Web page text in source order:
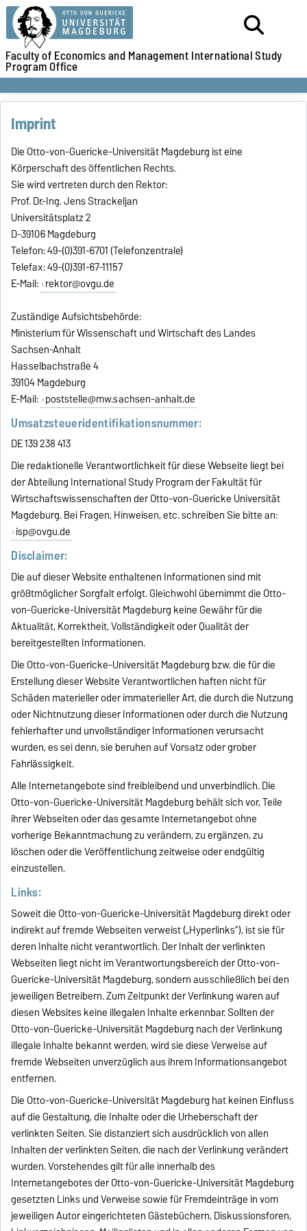
Faculty of Economics and ManagementInternational Study
Program Office
Imprint
Die Otto-von-Guericke-Universität Magdeburg ist eine
Körperschaft des öffentlichen Rechts.
Sie wird vertreten durch den Rektor:
Prof. Dr.-Ing. Jens Strackeljan
Universitätsplatz 2
D-39106 Magdeburg
Telefon: 49-(0)391-6701 (Telefonzentrale)
Telefax: 49-(0)391-67-11157
E-Mail: rektor@ovgu.de
Zuständige Aufsichtsbehörde:
Ministerium für Wissenschaft und Wirtschaft des Landes
Sachsen-Anhalt
Hasselbachstraße 4
39104 Magdeburg
E-Mail: poststelle@mw.sachsen-anhalt.de
Umsatzsteueridentifikationsnummer:
DE 139 238 413
Die redaktionelle Verantwortlichkeit für diese Webseite liegt bei
der Abteilung International Study Program der Fakultät für
Wirtschaftswissenschaften der Otto-von-Guericke Universität
Magdeburg. Bei Fragen, Hinweisen, etc. schreiben Sie bitte an:
isp@ovgu.de
Disclaimer:
Die auf dieser Website enthaltenen Informationen sind mit
größtmöglicher Sorgfalt erfolgt. Gleichwohl übernimmt die Otto-
von-Guericke-Universität Magdeburg keine Gewähr für die
Aktualität, Korrektheit, Vollständigkeit oder Qualität der
bereitgestellten Informationen.
Die Otto-von-Guericke-Universität Magdeburg bzw. die für die
Erstellung dieser Website Verantwortlichen haften nicht für
Schäden materieller oder immaterieller Art, die durch die Nutzung
oder Nichtnutzung dieser Informationen oder durch die Nutzung
fehlerhafter und unvollständiger Informationen verursacht
wurden, es sei denn, sie beruhen auf Vorsatz oder grober
Fahrlässigkeit.
Alle Internetangebote sind freibleibend und unverbindlich. Die
Otto-von-Guericke-Universität Magdeburg behält sich vor, Teile
ihrer Webseiten oder das gesamte Internetangebot ohne
vorherige Bekanntmachung zu verändern, zu ergänzen, zu
löschen oder die Veröffentlichung zeitweise oder endgültig
einzustellen.
Links:
Soweit die Otto-von-Guericke-Universität Magdeburg direkt oder
indirekt auf fremde Webseiten verweist („Hyperlinks“), ist sie für
deren Inhalte nicht verantwortlich. Der Inhalt der verlinkten
Webseiten liegt nicht im Verantwortungsbereich der Otto-von-
Guericke-Universität Magdeburg, sondern ausschließlich bei den
jeweiligen Betreibern. Zum Zeitpunkt der Verlinkung waren auf
diesen Websites keine illegalen Inhalte erkennbar. Sollten der
Otto-von-Guericke-Universität Magdeburg nach der Verlinkung
illegale Inhalte bekannt werden, wird sie diese Verweise auf
fremde Webseiten unverzüglich aus ihrem Informationsangebot
entfernen.
Die Otto-von-Guericke-Universität Magdeburg hat keinen Einfluss
auf die Gestaltung, die Inhalte oder die Urheberschaft der
verlinkten Seiten. Sie distanziert sich ausdrücklich von allen
Inhalten der verlinkten Seiten, die nach der Verlinkung verändert
wurden. Vorstehendes gilt für alle innerhalb des
Internetangebotes der Otto-von-Guericke-Universität Magdeburg
gesetzten Links und Verweise sowie für Fremdeinträge in vom
jeweiligen Autor eingerichteten Gästebüchern, Diskussionsforen,